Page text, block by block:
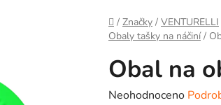
Domů
/ Značky / VENTURELLI
Obaly tašky na náčiní /
Obal na
Průměrné
Neohodnoceno